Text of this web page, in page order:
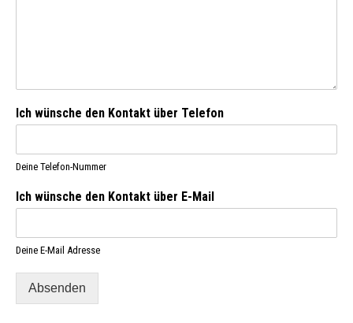
Ich wünsche den Kontakt über Telefon
Deine Telefon-Nummer
Ich wünsche den Kontakt über E-Mail
Deine E-Mail Adresse
Absenden